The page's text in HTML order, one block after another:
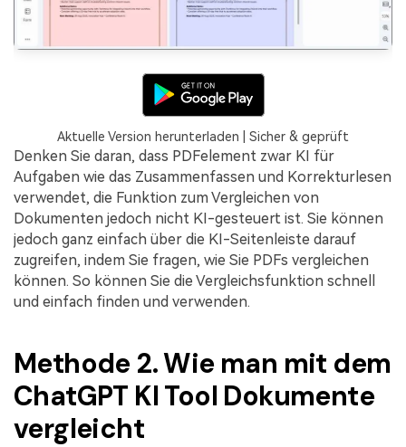
Aktuelle Version herunterladen | Sicher & geprüft
Denken Sie daran, dass PDFelement zwar KI für
Aufgaben wie das Zusammenfassen und Korrekturlesen
verwendet, die Funktion zum Vergleichen von
Dokumenten jedoch nicht KI-gesteuert ist. Sie können
jedoch ganz einfach über die KI-Seitenleiste darauf
zugreifen, indem Sie fragen, wie Sie PDFs vergleichen
können. So können Sie die Vergleichsfunktion schnell
und einfach finden und verwenden.
Methode 2. Wie man mit dem
ChatGPT KI Tool Dokumente
vergleicht